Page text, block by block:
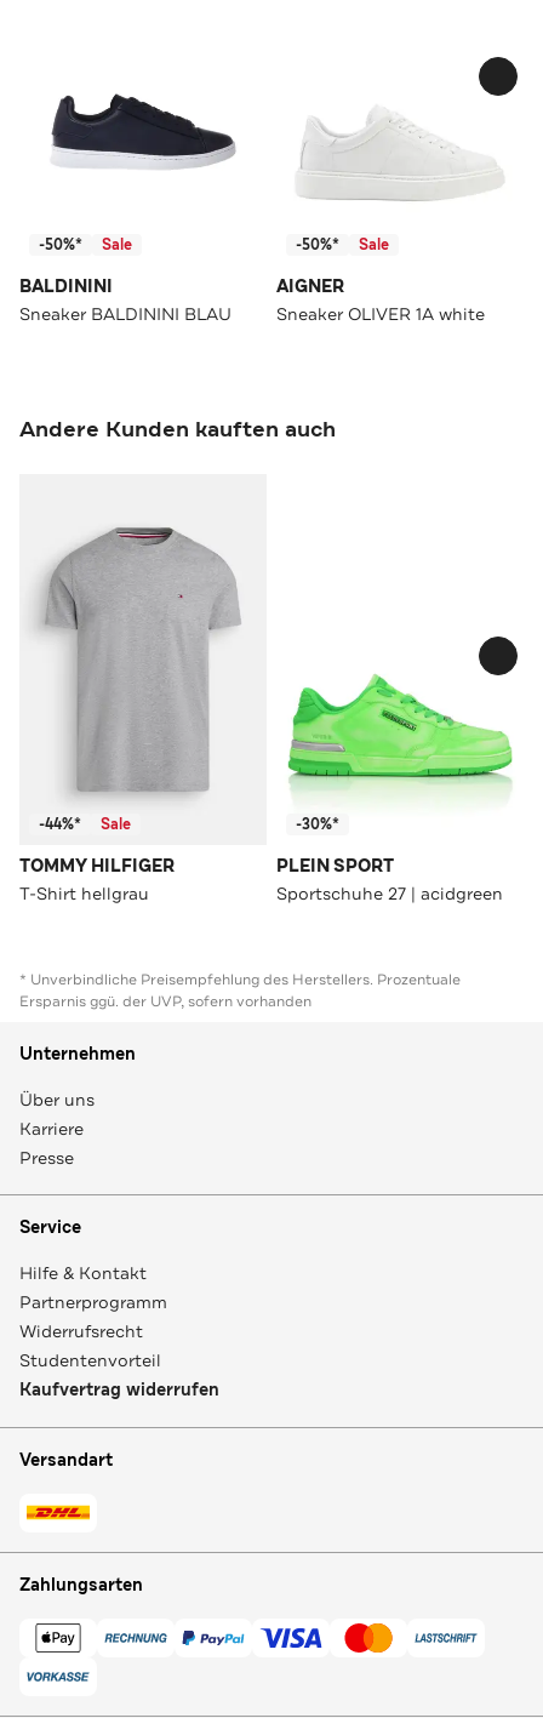
-50%* Sale
BALDININI
Sneaker BALDININI BLAU
-50%* Sale
AIGNER
Sneaker OLIVER 1A white
Andere Kunden kauften auch
-44%* Sale
TOMMY HILFIGER
T-Shirt hellgrau
-30%*
PLEIN SPORT
Sportschuhe 27 | acidgreen
* Unverbindliche Preisempfehlung des Herstellers. Prozentuale
Ersparnis ggü. der UVP, sofern vorhanden
Unternehmen
Über uns
Karriere
Presse
Service
Hilfe & Kontakt
Partnerprogramm
Widerrufsrecht
Studentenvorteil
Kaufvertrag widerrufen
Versandart
Zahlungsarten